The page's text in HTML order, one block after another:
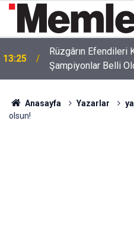
13:25
Rüzgârın Efendileri
Şampiyonlar Belli
Anasayfa Yazarlar
olsun!